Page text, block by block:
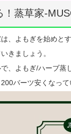
！蒸草家-
、よもぎを始めと
きましょう。
、よもぎ/ハーブ蒸
バーツ安くなっ